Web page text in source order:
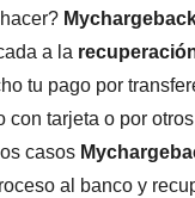
a la
tu pago por
con tarjeta o por
casos
al banco y